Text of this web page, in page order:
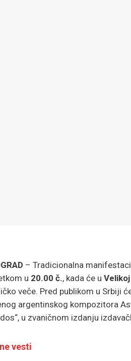
– Tradicionalna
u 20.00 č., kada će u
veče. Pred publikom u Srbiji
argentinskog kompozitora
u zvaničnom izdanju
vesti